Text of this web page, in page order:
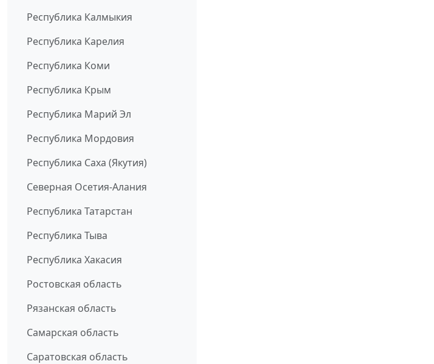
Республика Калмыкия
Республика Карелия
Республика Коми
Республика Крым
Республика Марий Эл
Республика Мордовия
Республика Саха (Якутия)
Северная Осетия-Алания
Республика Татарстан
Республика Тыва
Республика Хакасия
Ростовская область
Рязанская область
Самарская область
Саратовская область